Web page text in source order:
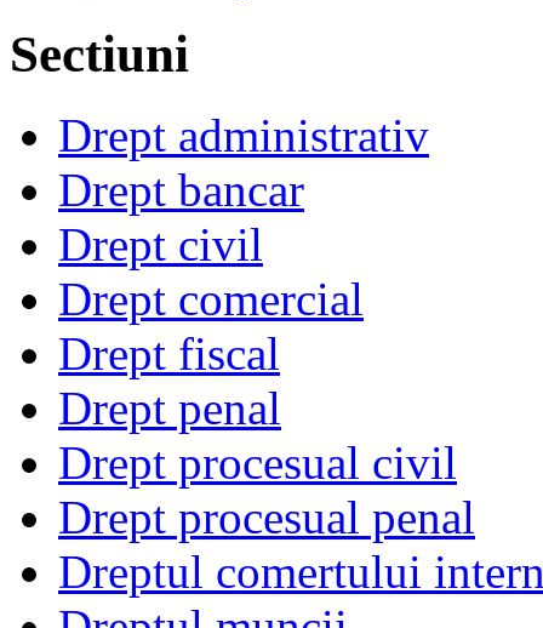
Sectiuni
Drept administrativ
Drept bancar
Drept civil
Drept comercial
Drept fiscal
Drept penal
Drept procesual civil
Drept procesual penal
Dreptul comertului